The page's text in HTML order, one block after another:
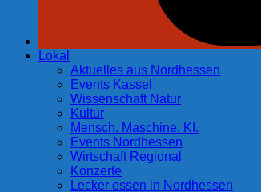
Lokal
Aktuelles aus Nordhessen
Events Kassel
Wissenschaft Natur
Kultur
Mensch. Maschine. KI.
Events Nordhessen
Wirtschaft Regional
Konzerte
Lecker essen in Nordhessen